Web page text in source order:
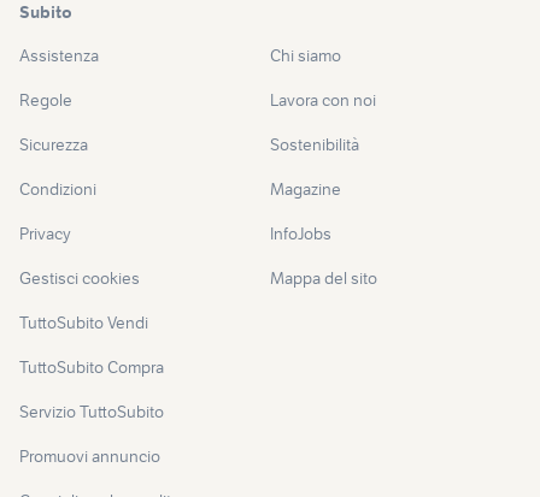
Subito
Assistenza
Regole
Sicurezza
Condizioni
Privacy
Gestisci cookies
TuttoSubito Vendi
TuttoSubito Compra
Servizio TuttoSubito
Promuovi annuncio
Chi siamo
Lavora con noi
Sostenibilità
Magazine
InfoJobs
Mappa del sito